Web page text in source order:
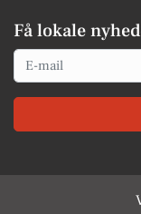
Få lokale
Email